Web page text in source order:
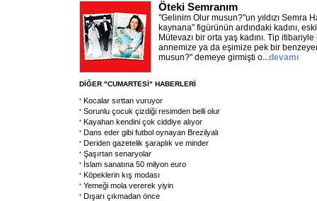
Öteki Semranım
"Gelinim Olur musun?"un yıldızı Semra
kaynana" figürünün ardındaki kadını,
Mütevazı bir orta yaş kadını. Tip
annemize ya da eşimize pek bir
musun?" demeye girmişti o...devamı
DİĞER "CUMARTESİ" HABERLERİ
Kocalar sırttan vuruyor
Sorunlu çocuk çizdiği resimden belli olur
Kayahan kendini çok ciddiye alıyor
Dans eder gibi futbol oynayan Brezilyalı
Deriden gazetelik şaraplık ve minder
Şaşırtan senaryolar
İslam sanatına 50 milyon euro
Köpeklerin kış modası
Yemeği mola vererek yiyin
Dışarı çıkmadan önce